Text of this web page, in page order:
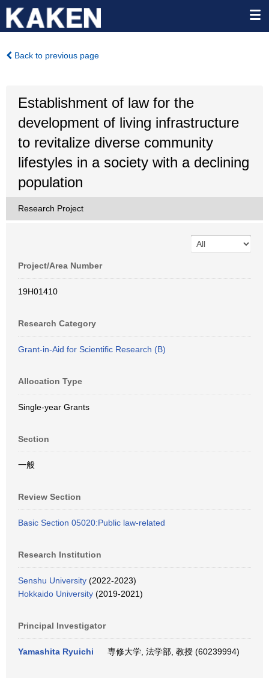
Back to previous page
Establishment of law for the
development of living infrastructure
to revitalize diverse community
lifestyles in a society with a declining
population
Research Project
Project/Area Number
19H01410
Research Category
Grant-in-Aid for Scientific Research (B)
Allocation Type
Single-year Grants
Section
一般
Review Section
Basic Section 05020:Public law-related
Research Institution
Senshu University (2022-2023)
Hokkaido University (2019-2021)
Principal Investigator
Yamashita Ryuichi 専修大学, 法学部, 教授 (60239994)